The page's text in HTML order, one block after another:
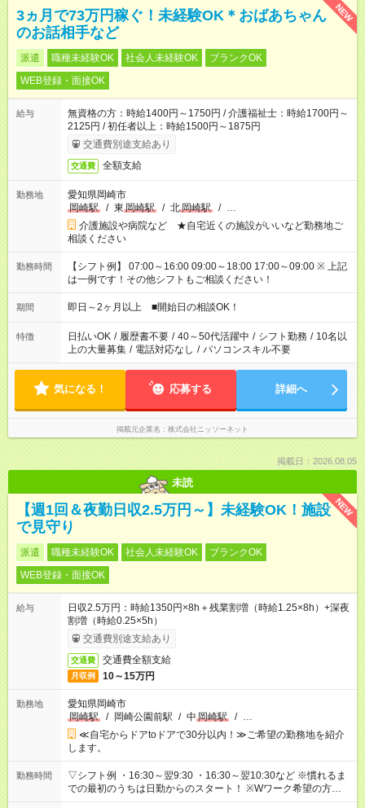
NEW
3ヵ月で73万円稼ぐ！未経験OK＊おばあちゃん
のお話相手など
派遣 職種未経験OK 社会人未経験OK
ブランクOK
WEB登録・面接OK
給与
無資格の方：時給1400円～1750円 / 介護福祉士：時給1700円～
2125円 / 初任者以上：時給1500円～1875円
交通費別途支給あり
交通費 全額支給
勤務地
愛知県岡崎市
岡崎駅
/ 東 岡崎駅 / 北岡崎駅 / …
介護施設や病院など ★自宅近くの施設がいいなど勤務地ご
相談ください
勤務時間
【シフト例】 07:00～16:00 09:00～18:00 17:00～09:00 ※ 上記
は一例です！その他シフトもご相談ください！
期間 即日～2ヶ月以上 ■開始日の相談OK！
特徴 日払いOK / 履歴書不要 / 40～50代活躍中 / シフト勤務 / 10名以
上の大量募集 / 電話対応なし / パソコンスキル不要
気になる！ 応募する 詳細へ
掲載元企業名 株式会社ニッソーネット
掲載日：2026.08.05
未読
NEW
【週1回＆夜勤日収2.5万円～】未経験OK！施設
で見守り
派遣 職種未経験OK 社会人未経験OK
ブランクOK
WEB登録・面接OK
給与
日収2.5万円：時給1350円×8h＋残業割増（時給1.25×8h）+深夜
割増（時給0.25×5h）
交通費別途支給あり
交通費 交通費全額支給
月収例 10～15万円
勤務地
愛知県岡崎市
岡崎駅
/ 岡崎公園前駅 / 中 岡崎駅 / …
≪自宅からドアtoドアで30分以内！≫ご希望の勤務地を紹介
します。
勤務時間
▽シフト例 ・16:30～翌9:30 ・16:30～翌10:30など ※慣れるま
での最初のうちは日勤からのスタート！ ※Wワーク希望の方へ
今ご覧のお仕事で希望する勤務時間と、もう1つのお仕事の勤務